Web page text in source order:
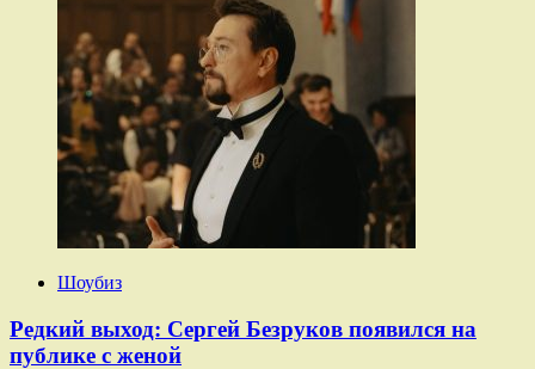
Шоубиз
Редкий выход: Сергей Безруков появился на
публике с женой